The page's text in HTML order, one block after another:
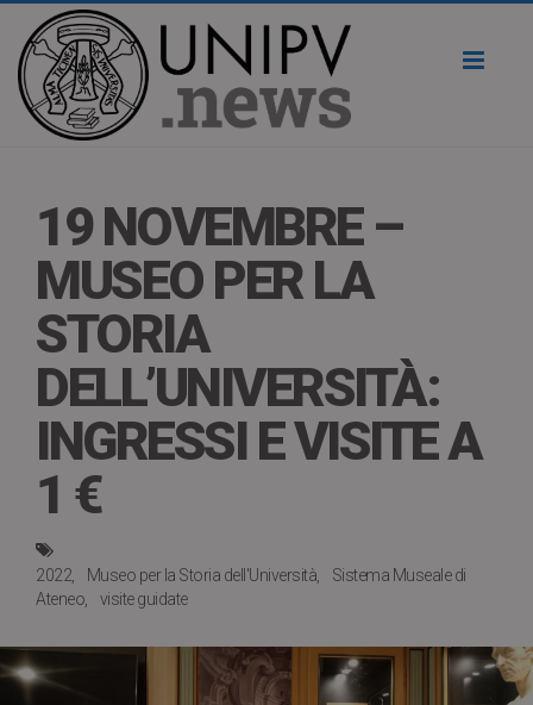
19 NOVEMBRE –
MUSEO PER LA
STORIA
DELL’UNIVERSITÀ:
INGRESSI E VISITE A
1 €
2022 Museo per la Storia dell'Università
Sistema Museale di
Ateneo
visite guidate